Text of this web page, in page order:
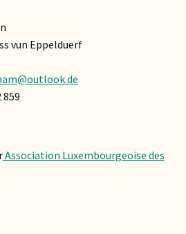
vun Eppelduerf
859
Association Luxembourgeoise des